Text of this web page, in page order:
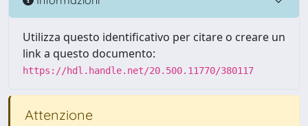
Utilizza questo identificativo per citare o creare un
link a questo documento:
https://hdl.handle.net/20.500.11770/380117
Attenzione